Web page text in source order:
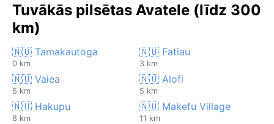
Tuvākās pilsētas Avatele (līdz 300
km)
🇳🇺 Tamakautoga
0 km
🇳🇺 Fatiau
3 km
🇳🇺 Vaiea
5 km
🇳🇺 Alofi
5 km
🇳🇺 Hakupu
8 km
🇳🇺 Makefu Village
11 km